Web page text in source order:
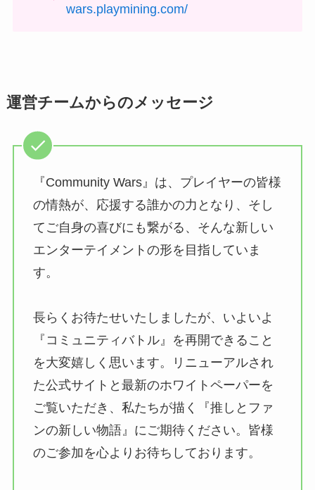
wars.playmining.com/
運営チームからのメッセージ
『Community Wars』は、プレイヤーの皆様
の情熱が、応援する誰かの⼒となり、そし
てご⾃⾝の喜びにも繋がる、そんな新しい
エンターテイメントの形を⽬指していま
す。
⻑らくお待たせいたしましたが、いよいよ
『コミュニティバトル』を再開できること
を⼤変嬉しく思います。リニューアルされ
た公式サイトと最新のホワイトペーパーを
ご覧いただき、私たちが描く『推しとファ
ンの新しい物語』にご期待ください。皆様
のご参加を⼼よりお待ちしております。